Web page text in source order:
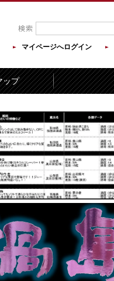
マイページへログイン
ップ